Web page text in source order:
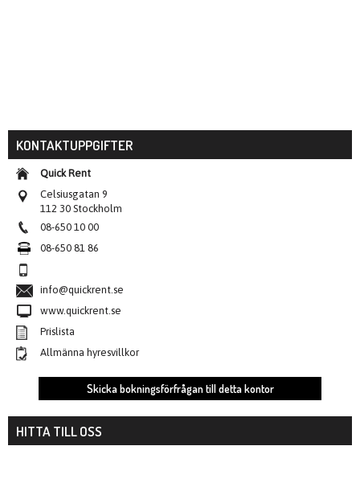
KONTAKTUPPGIFTER
Quick Rent
Celsiusgatan 9
112 30 Stockholm
08-650 10 00
08-650 81 86
info@quickrent.se
www.quickrent.se
Prislista
Allmänna hyresvillkor
Skicka bokningsförfrågan till detta kontor
HITTA TILL OSS